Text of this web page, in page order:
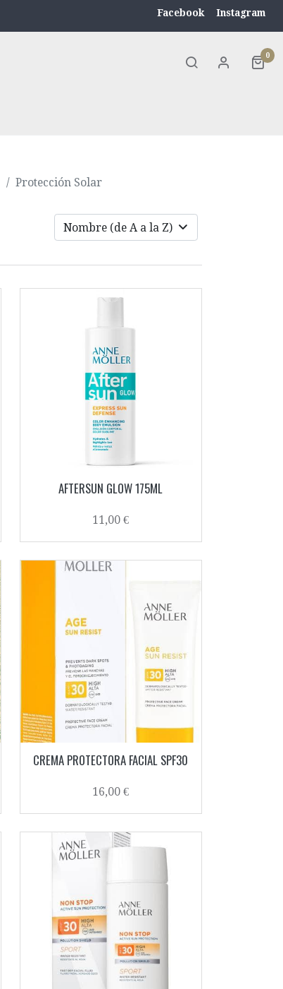
Facebook Instagram
0
Protección Solar
Nombre (de A a la Z)
AFTERSUN GLOW 175ML
11,00 €
CREMA PROTECTORA FACIAL SPF30
16,00 €